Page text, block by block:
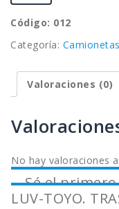
Código: 012
Categoría: Camionetas
Valoraciones (0)
No hay valoraciones
Sé el primero
LUV-TOYO.